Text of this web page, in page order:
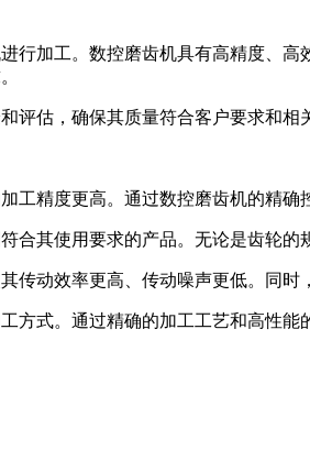
行加工。数控磨齿机具有高精度、
评估，确保其质量符合客户要求和
工精度更高。通过数控磨齿机的精确
合其使用要求的产品。无论是齿轮
传动效率更高、传动噪声更低。同
方式。通过精确的加工工艺和高性